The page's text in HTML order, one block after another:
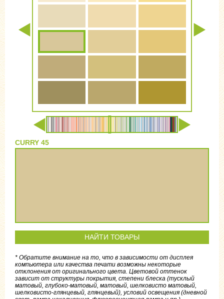
CURRY 45
НАЙТИ ТОВАРЫ
* Обратите внимание на то, что в зависимости от дисплея
компьютера или качества печати возможны некоторые
отклонения от оригинального цвета. Цветовой оттенок
зависит от структуры покрытия, степени блеска (тусклый
матовый, глубоко-матовый, матовый, шелковисто матовый,
шелковисто-глянцевый, глянцевый), условий освещения (дневной